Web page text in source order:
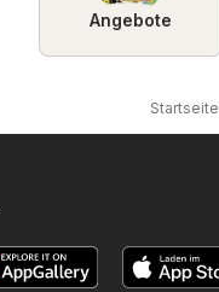
Angebote
Startseite